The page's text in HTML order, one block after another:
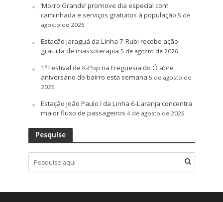
‘Morro Grande’ promove dia especial com
caminhada e serviços gratuitos à população 5 de
agosto de 2026
Estação Jaraguá da Linha 7-Rubi recebe ação
gratuita de massoterapia 5 de agosto de 2026
1º Festival de K-Pop na Freguesia do Ó abre
aniversário do bairro esta semana 5 de agosto de
2026
Estação João Paulo I da Linha 6-Laranja concentra
maior fluxo de passageiros 4 de agosto de 2026
Pesquise